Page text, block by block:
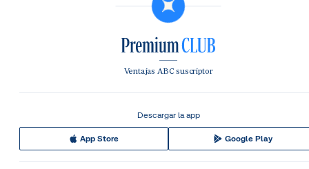
Ventajas ABC suscriptor
Descargar la app
App Store Google Play